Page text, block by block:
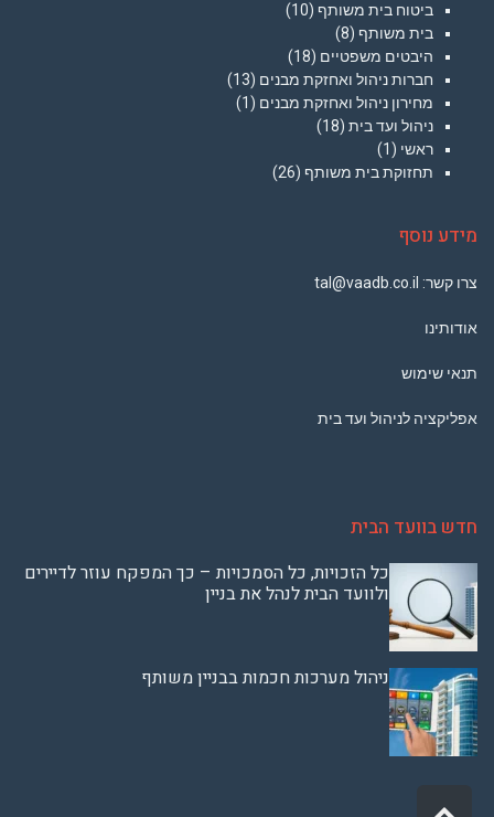
ביטוח בית משותף (10)
בית משותף (8)
היבטים משפטיים (18)
חברות ניהול ואחזקת מבנים (13)
מחירון ניהול ואחזקת מבנים (1)
ניהול ועד בית (18)
ראשי (1)
תחזוקת בית משותף (26)
מידע נוסף
צרו קשר: tal@vaadb.co.il
אודותינו
תנאי שימוש
אפליקציה לניהול ועד בית
חדש בוועד הבית
כל הזכויות, כל הסמכויות – כך המפקח עוזר לדיירים
ולוועד הבית לנהל את בניין
ניהול מערכות חכמות בבניין משותף